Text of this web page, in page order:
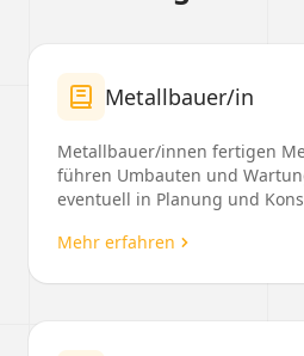
Metallbauer/in
Metallbauer/innen fertigen
führen Umbauten und
eventuell in Planung und
Mehr erfahren